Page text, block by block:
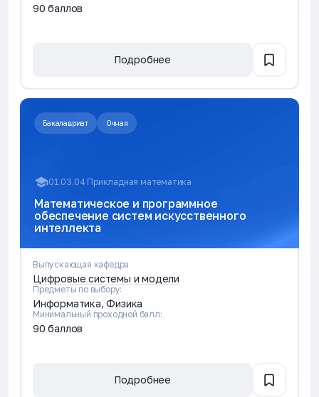
90 баллов
Подробнее
Бакалавриат Очная
01.03.04 Прикладная математика
Математическое и программное
обеспечение систем искусственного
интеллекта
Выпускающая кафедра
Цифровые системы и модели
Предметы по выбору:
Информатика, Физика
Минимальный проходной балл:
90 баллов
Подробнее